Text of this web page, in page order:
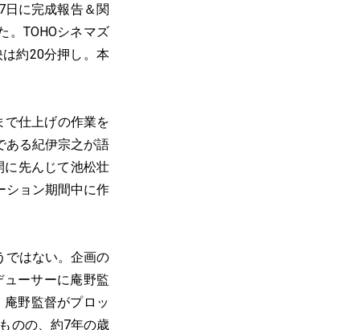
に完成報告＆関
。TOHOシネマズ
約20分押し。本
仕上げの作業を
ある紀伊宗之が語
に先んじて池松壮
ション期間中に作
はない。企画の
ーサーに庵野監
野監督がプロッ
のの、約7年の歳